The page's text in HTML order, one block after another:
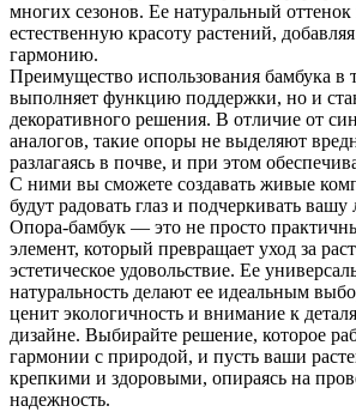
многих сезонов. Ее натуральный оттенок
естественную красоту растений,
гармонию.
Преимущество использования бамбука в
выполняет функцию поддержки, но и
декоративного решения. В отличие от
аналогов, такие опоры не выделяют
разлагаясь в почве, и при этом
С ними вы сможете создавать живые
будут радовать глаз и подчеркивать
Опора-бамбук — это не просто
элемент, который превращает уход за
эстетическое удовольствие. Ее
натуральность делают ее идеальным
ценит экологичность и внимание к
дизайне. Выбирайте решение, которое
гармонии с природой, и пусть ваши
крепкими и здоровыми, опираясь на
надежность.